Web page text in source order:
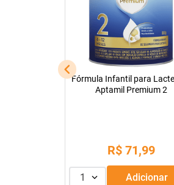
Fórmula Infantil para Lactentes
Aptamil Premium 2
71, 99
Adicionar